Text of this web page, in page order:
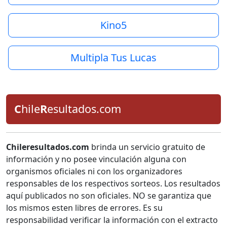
Kino5
Multipla Tus Lucas
ChileResultados.com
Chileresultados.com brinda un servicio gratuito de
información y no posee vinculación alguna con
organismos oficiales ni con los organizadores
responsables de los respectivos sorteos. Los resultados
aquí publicados no son oficiales. NO se garantiza que
los mismos esten libres de errores. Es su
responsabilidad verificar la información con el extracto